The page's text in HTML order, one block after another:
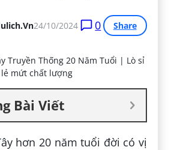
24/10/2024 0 Share
Bài Viết
hơn 20 năm tuổi đời có vị